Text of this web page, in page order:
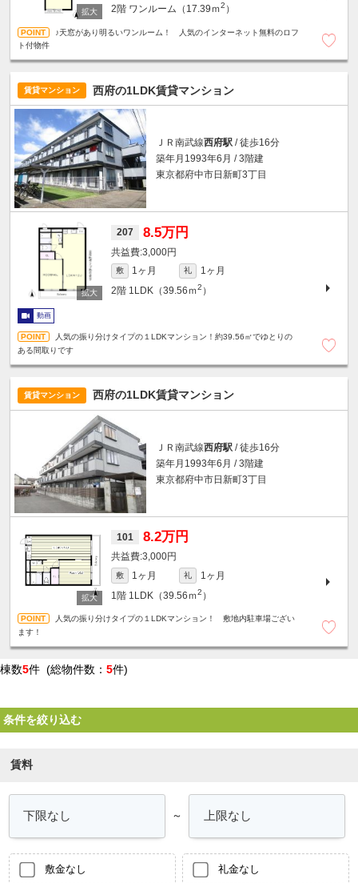
2階 ワンルーム（17.39ｍ2 ）
♪天窓があり明るいワンルーム！ 人気のインターネット無料のロフ
ト付物件
賃貸マンション 西府の1LDK賃貸マンション
ＪＲ南武線西府駅 / 徒歩16分
築年月1993年6月 / 3階建
東京都府中市日新町3丁目
207 8.5万円
3,000円
敷 1ヶ月 礼
1ヶ月
2階 1LDK（39.56ｍ2 ）
動画
人気の振り分けタイプの１LDKマンション！約39.56㎡でゆとりの
ある間取りです
賃貸マンション 西府の1LDK賃貸マンション
ＪＲ南武線西府駅 / 徒歩16分
築年月1993年6月 / 3階建
東京都府中市日新町3丁目
101 8.2万円
3,000円
敷 1ヶ月 礼
1ヶ月
1階 1LDK（39.56ｍ2 ）
人気の振り分けタイプの１LDKマンション！ 敷地内駐車場ござい
ます！
棟数5件 (総物件数： 5件)
条件を絞り込む
賃料
～
敷金なし 礼金なし